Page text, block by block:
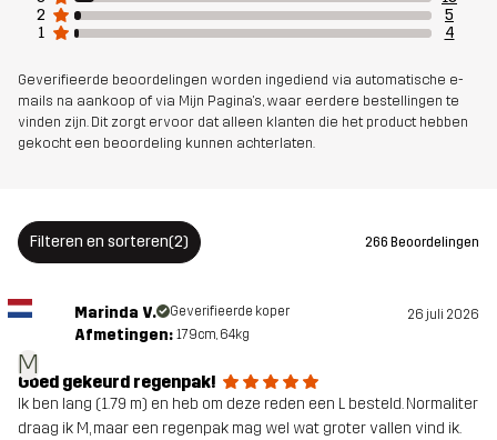
2
5
1
4
Geverifieerde beoordelingen worden ingediend via automatische e-
mails na aankoop of via Mijn Pagina's, waar eerdere bestellingen te
vinden zijn. Dit zorgt ervoor dat alleen klanten die het product hebben
gekocht een beoordeling kunnen achterlaten.
Filteren en sorteren(2) 266 Beoordelingen
M
Marinda V. Geverifieerde koper 26 juli 2026
Afmetingen: 179cm, 64kg
Goed gekeurd regenpak!
Ik ben lang (1.79 m) en heb om deze reden een L besteld. Normaliter
draag ik M, maar een regenpak mag wel wat groter vallen vind ik.